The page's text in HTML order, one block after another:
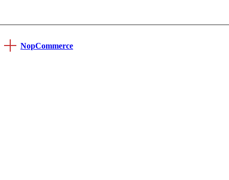
NopCommerce